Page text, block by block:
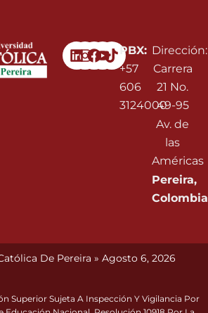
Linkedin
Instagram
Facebook
Youtube
PBX:
+57
606
3124000
Dirección:
Carrera
21 No.
49-95
Av. de
las
Américas
Pereira,
Colombia
De Pereira » Agosto 6, 2026
Superior Sujeta A Inspección Y Vigilancia Por